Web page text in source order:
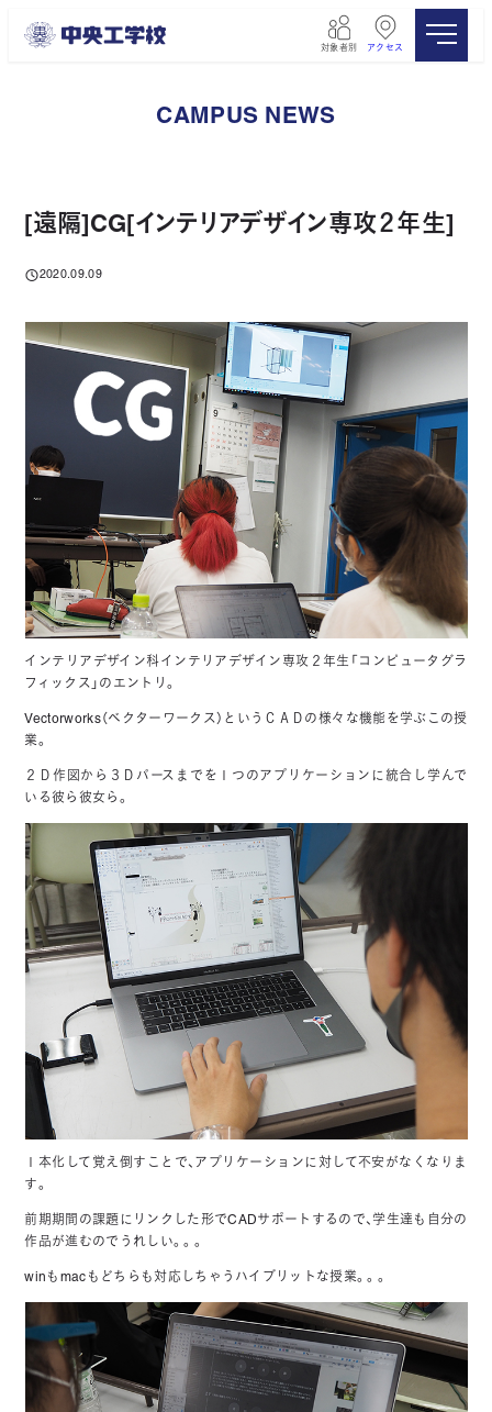
対象者別 アクセス
CAMPUS NEWS
[遠隔]CG[インテリアデザイン専攻２年生]
投稿日
2020.09.09
インテリアデザイン科インテリアデザイン専攻２年生「コンピュータグラ
フィックス」のエントリ。
Vectorworks（ベクターワークス）というＣＡＤの様々な機能を学ぶこの授
業。
２Ｄ作図から３Ｄパースまでを１つのアプリケーションに統合し学んで
いる彼ら彼女ら。
１本化して覚え倒すことで、アプリケーションに対して不安がなくなりま
す。
前期期間の課題にリンクした形でCADサポートするので、学生達も自分の
作品が進むのでうれしい。。。
winもmacもどちらも対応しちゃうハイブリットな授業。。。